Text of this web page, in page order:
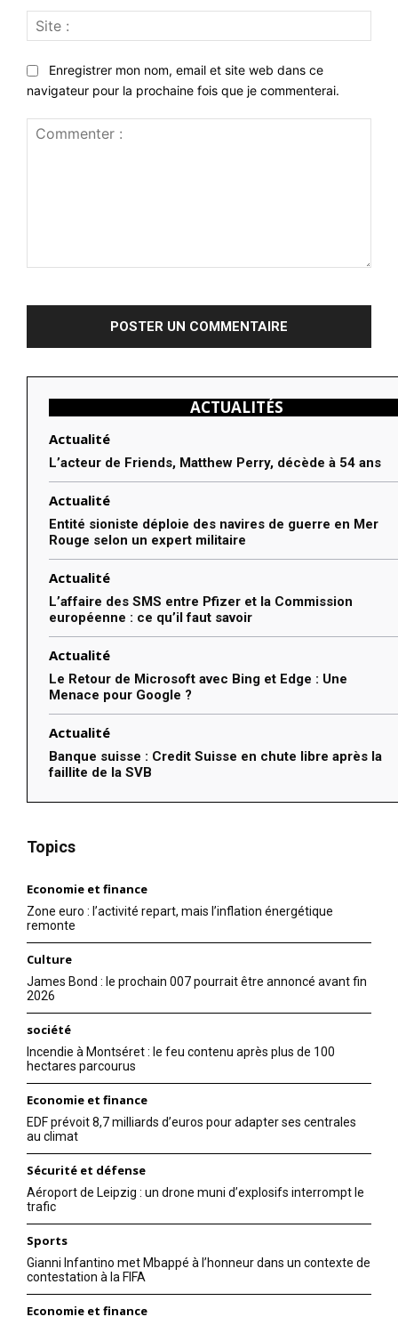
:
Enregistrer mon nom, email et site web dans ce
navigateur pour la prochaine fois que je commenterai.
ACTUALITÉS
Actualité
L’acteur de Friends, Matthew Perry, décède à 54 ans
Actualité
Entité sioniste déploie des navires de guerre en Mer
Rouge selon un expert militaire
Actualité
L’affaire des SMS entre Pfizer et la Commission
européenne : ce qu’il faut savoir
Actualité
Le Retour de Microsoft avec Bing et Edge : Une
Menace pour Google ?
Actualité
Banque suisse : Credit Suisse en chute libre après la
faillite de la SVB
Topics
Economie et finance
Zone euro : l’activité repart, mais l’inflation énergétique
remonte
Culture
James Bond : le prochain 007 pourrait être annoncé avant fin
2026
société
Incendie à Montséret : le feu contenu après plus de 100
hectares parcourus
Economie et finance
EDF prévoit 8,7 milliards d’euros pour adapter ses centrales
au climat
Sécurité et défense
Aéroport de Leipzig : un drone muni d’explosifs interrompt le
trafic
Sports
Gianni Infantino met Mbappé à l’honneur dans un contexte de
contestation à la FIFA
Economie et finance